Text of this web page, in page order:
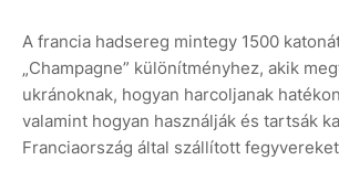
A francia hadsereg mintegy 1500
„Champagne” különítményhez, akik
ukránoknak, hogyan harcoljanak
valamint hogyan használják és tartsák
Franciaország által szállított